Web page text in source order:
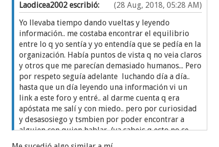
(28 Aug, 2018, 05:28 AM)
Laodicea2002 escribió:
Yo llevaba tiempo dando vueltas y leyendo
información.. me costaba encontrar el equilibrio
entre lo q yo sentía y yo entendía que se pedía en la
organización. Había puntos de vista q no veia claros
y otros que me parecían demasiado humanos... Pero
por respeto seguía adelante luchando día a día..
hasta que un día leyendo una información vi un
link a este foro y entré.. al darme cuenta q era
apóstata me salí y con miedo.. pero por curiosidad
y desasosiego y tsmbien por poder encontrar a
alguien con quien hablar ,(ya sabeis q esto no se
puede hablar con conocidos ni amigos... Y te sientes